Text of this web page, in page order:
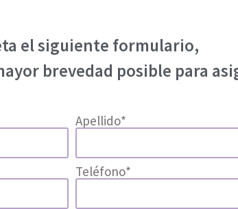
el siguiente formulario,
brevedad posible para
Apellido*
Teléfono*